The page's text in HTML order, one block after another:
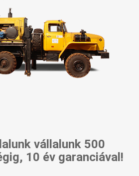
vállalunk 500
10 év garanciával!